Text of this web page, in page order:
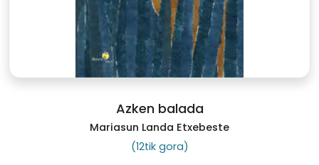
Azken balada
Mariasun Landa Etxebeste
(12tik gora)